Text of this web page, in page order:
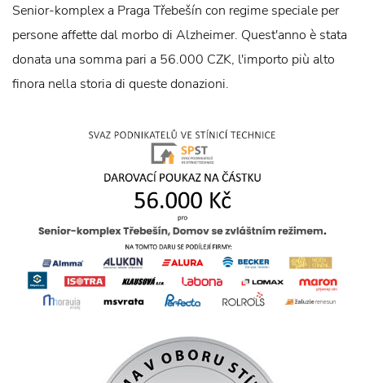
Senior-komplex a Praga Třebešín con regime speciale per
persone affette dal morbo di Alzheimer. Quest'anno è stata
donata una somma pari a 56.000 CZK, l'importo più alto
finora nella storia di queste donazioni.